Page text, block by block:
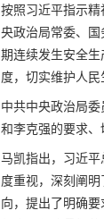
按照习近平指示
央政治局常委、
期连续发生安全
度，切实维护人民
中共中央政治局
和李克强的要求、
马凯指出，习近
度重视，深刻阐
向，提出了明确